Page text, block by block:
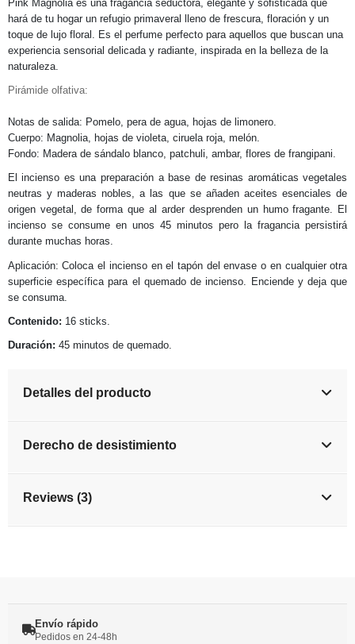
Pink Magnolia es una fragancia seductora, elegante y sofisticada que
hará de tu hogar un refugio primaveral lleno de frescura, floración y un
toque de lujo floral. Es el perfume perfecto para aquellos que buscan una
experiencia sensorial delicada y radiante, inspirada en la belleza de la
naturaleza.
Pirámide olfativa:
Notas de salida: Pomelo, pera de agua, hojas de limonero.
Cuerpo: Magnolia, hojas de violeta, ciruela roja, melón.
Fondo: Madera de sándalo blanco, patchuli, ambar, flores de frangipani.
El incienso es una preparación a base de resinas aromáticas vegetales
neutras y maderas nobles, a las que se añaden aceites esenciales de
origen vegetal, de forma que al arder desprenden un humo fragante. El
incienso se consume en unos 45 minutos pero la fragancia persistirá
durante muchas horas.
Aplicación: Coloca el incienso en el tapón del envase o en cualquier otra
superficie específica para el quemado de incienso. Enciende y deja que
se consuma.
Contenido: 16 sticks.
Duración: 45 minutos de quemado.
Detalles del producto
Derecho de desistimiento
Reviews (3)
Envío rápido
Pedidos en 24-48h